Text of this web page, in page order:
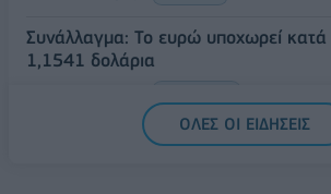
Συνάλλαγμα: Το ευρώ υποχωρεί
1,1541 δολάρια
ΟΛΕΣ ΟΙ ΕΙΔΗΣΕΙΣ